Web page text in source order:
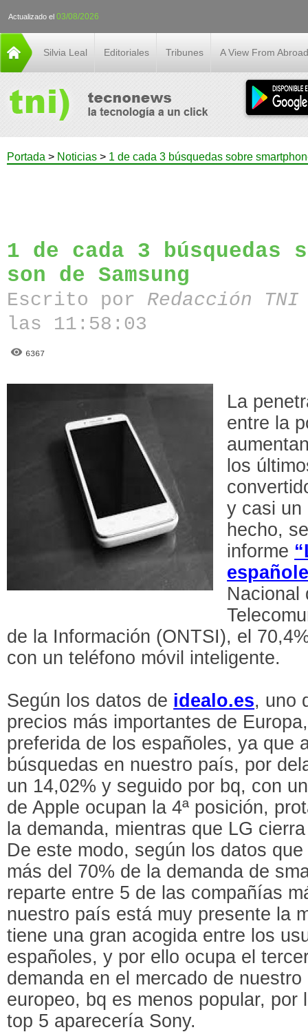
Actualizado el 03/08/2026
Silvia Leal Editoriales Tribunes A View From Abroad
Portada > Noticias > 1 de cada 3 búsquedas sobre
1 de cada 3 búsquedas
son de Samsung
Escrito por Redacción
las 11:58:03
6367
La
entre la
los
y casi un
hecho,
informe
Nacional
de la Información (ONTSI), el
con un teléfono móvil inteligente.
Según los datos de idealo.es, uno
precios más importantes de
preferida de los españoles, ya que
búsquedas en nuestro país, por
un 14,02% y seguido por bq, con
de Apple ocupan la 4ª posición,
la demanda, mientras que LG
De este modo, según los datos
más del 70% de la demanda de
reparte entre 5 de las compañías
nuestro país está muy presente la
tiene una gran acogida entre los
españoles, y por ello ocupa el
demanda en el mercado de
europeo, bq es menos popular, por
top 5 aparecería Sony.